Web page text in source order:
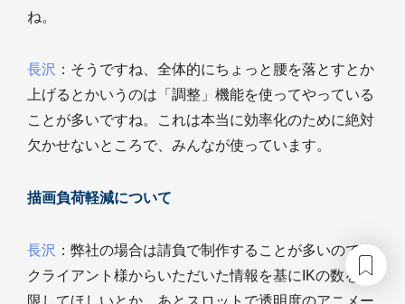
ね。
長沢 ：そうですね、全体的にちょっと腰を落とすとか
上げるとかいうのは「調整」機能を使ってやっている
ことが多いですね。これは本当に効率化のために絶対
欠かせないところで、みんなが使っています。
描画負荷軽減について
長沢 ：弊社の場合は請負で制作することが多いので、
クライアント様からいただいた情報を基にIKの数を制
限してほしいとか、あとスロットで透明度のアニメー